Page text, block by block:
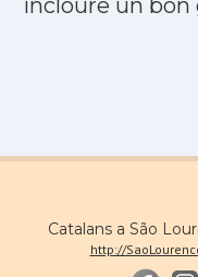
incloure un bon
Catalans a São
http://